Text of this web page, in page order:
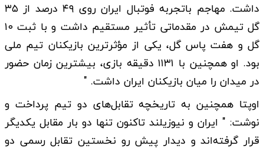
داشت. مهاجم باتجربه فوتبال ایران روی ۴۹ درصد از ۳۵
گل تیمش در مقدماتی تأثیر مستقیم داشت و با ثبت ۱۰
گل و هفت پاس گل، یکی از مؤثرترین بازیکنان تیم ملی
بود. او همچنین با ۱۱۳۱ دقیقه بازی، بیشترین زمان حضور
در میدان را میان بازیکنان ایران داشت. "
اوپتا همچنین به تاریخچه تقابل‌های دو تیم پرداخت و
نوشت: " ایران و نیوزیلند تاکنون تنها دو بار مقابل یکدیگر
قرار گرفته‌اند و دیدار پیش رو نخستین تقابل رسمی دو